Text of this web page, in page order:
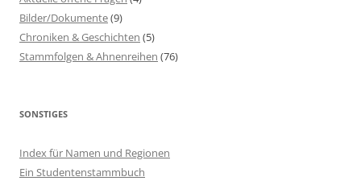
Bilder/Dokumente(9)
Chroniken & Geschichten (5)
Stammfolgen & Ahnenreihen (76)
SONSTIGES
Index für Namen und Regionen
Ein Studentenstammbuch